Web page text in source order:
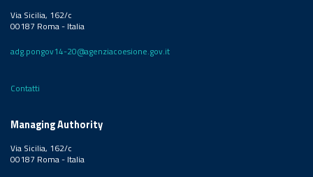
Via Sicilia, 162/c
00187 Roma - Italia
adg.pongov14-20@agenziacoesione.gov.it
Contatti
Managing Authority
Via Sicilia, 162/c
00187 Roma - Italia